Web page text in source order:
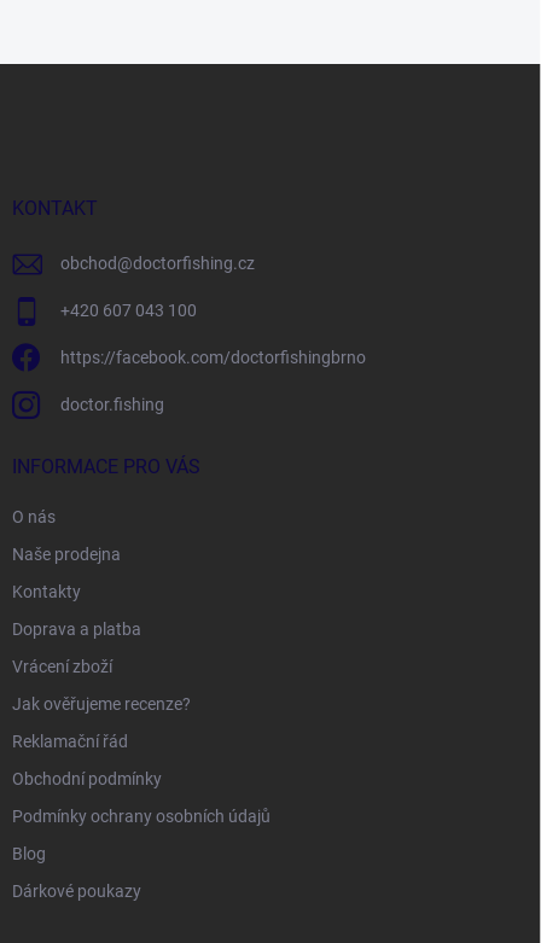
KONTAKT
obchod@doctorfishing.cz
+420 607 043 100
https://facebook.com/doctorfishingbrno
doctor.fishing
INFORMACE PRO VÁS
O nás
Naše prodejna
Kontakty
Doprava a platba
Vrácení zboží
Jak ověřujeme recenze?
Reklamační řád
Obchodní podmínky
Podmínky ochrany osobních údajů
Blog
Dárkové poukazy